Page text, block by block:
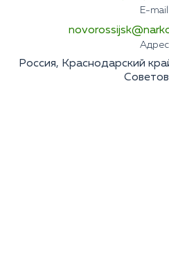
E-mail:
Россия, Краснодарский